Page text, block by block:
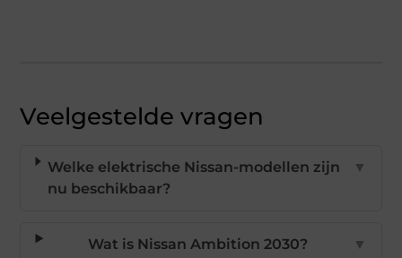
Veelgestelde vragen
Welke elektrische Nissan-modellen zijn
nu beschikbaar?
▼
Wat is Nissan Ambition 2030? ▼